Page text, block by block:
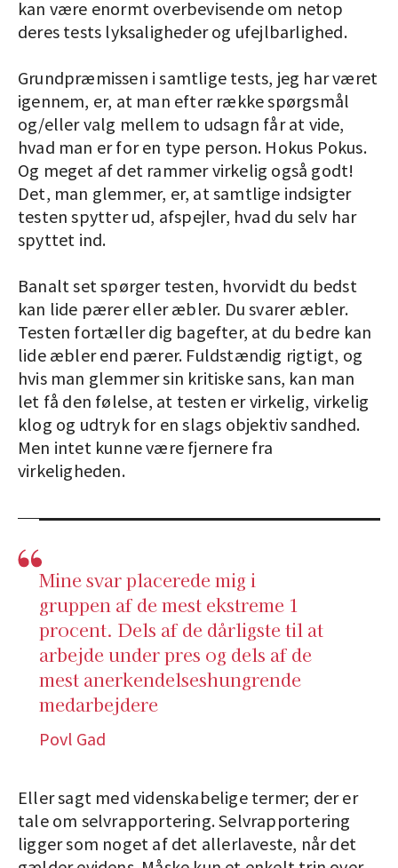
kan være enormt overbevisende om netop
deres tests lyksaligheder og ufejlbarlighed.
Grundpræmissen i samtlige tests, jeg har været
igennem, er, at man efter række spørgsmål
og/eller valg mellem to udsagn får at vide,
hvad man er for en type person. Hokus Pokus.
Og meget af det rammer virkelig også godt!
Det, man glemmer, er, at samtlige indsigter
testen spytter ud, afspejler, hvad du selv har
spyttet ind.
Banalt set spørger testen, hvorvidt du bedst
kan lide pærer eller æbler. Du svarer æbler.
Testen fortæller dig bagefter, at du bedre kan
lide æbler end pærer. Fuldstændig rigtigt, og
hvis man glemmer sin kritiske sans, kan man
let få den følelse, at testen er virkelig, virkelig
klog og udtryk for en slags objektiv sandhed.
Men intet kunne være fjernere fra
virkeligheden.
Mine svar placerede mig i
gruppen af de mest ekstreme 1
procent. Dels af de dårligste til at
arbejde under pres og dels af de
mest anerkendelseshungrende
medarbejdere
Povl Gad
Eller sagt med videnskabelige termer; der er
tale om selvrapportering. Selvrapportering
ligger som noget af det allerlaveste, når det